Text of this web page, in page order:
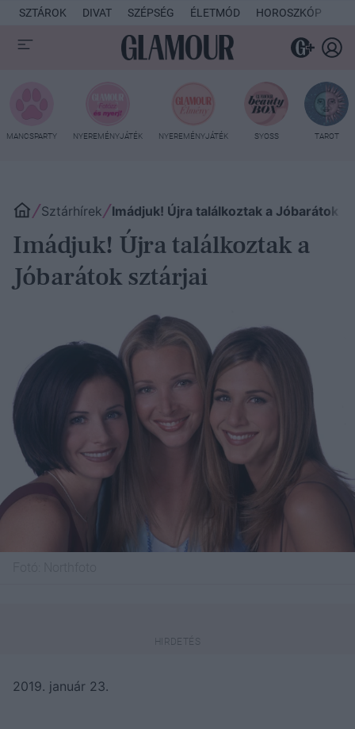
SZTÁROK DIVAT SZÉPSÉG ÉLETMÓD HOROSZKÓP
MANCSPARTY NYEREMÉNYJÁTÉK NYEREMÉNYJÁTÉK SYOSS TAROT
Sztárhírek Imádjuk! Újra találkoztak a Jóbarátok
Imádjuk! Újra találkoztak a
Jóbarátok sztárjai
2019. január 23.